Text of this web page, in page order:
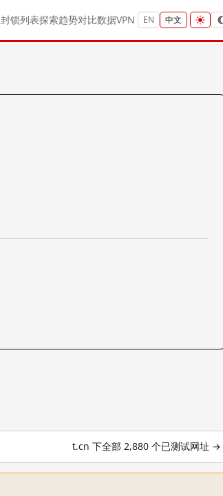
封锁列表探索趋势对比数据VPN EN 中文
t.cn 下全部 2,880 个已测试网址 →